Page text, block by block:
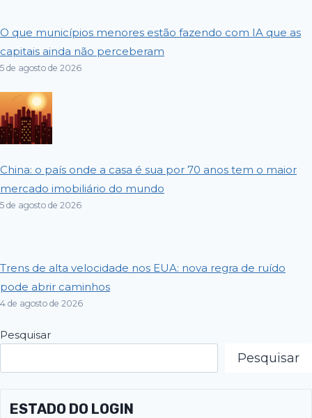
O que municípios menores estão fazendo com IA que as
capitais ainda não perceberam
5 de agosto de 2026
China: o país onde a casa é sua por 70 anos tem o maior
mercado imobiliário do mundo
5 de agosto de 2026
Trens de alta velocidade nos EUA: nova regra de ruído
pode abrir caminhos
4 de agosto de 2026
Pesquisar
Pesquisar
ESTADO DO LOGIN